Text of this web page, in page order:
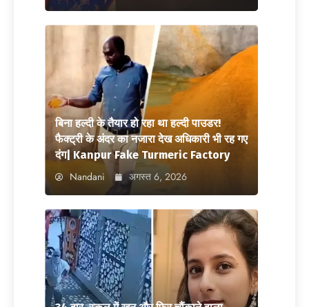
बिना हल्दी के तैयार हो रहा था हल्दी पाउडर!
फैक्ट्री के अंदर का नजारा देख अधिकारी भी रह गए
दंग| Kanpur Fake Turmeric Factory
Nandani अगस्त 6, 2026